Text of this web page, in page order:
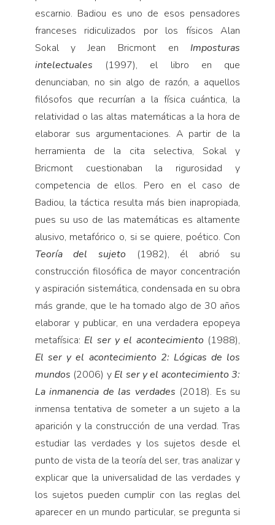
escarnio. Badiou es uno de esos pensadores
franceses ridiculizados por los físicos Alan
Sokal y Jean Bricmont en Imposturas
intelectuales (1997), el libro en que
denunciaban, no sin algo de razón, a aquellos
filósofos que recurrían a la física cuántica, la
relatividad o las altas matemáticas a la hora de
elaborar sus argumentaciones. A partir de la
herramienta de la cita selectiva, Sokal y
Bricmont cuestionaban la rigurosidad y
competencia de ellos. Pero en el caso de
Badiou, la táctica resulta más bien inapropiada,
pues su uso de las matemáticas es altamente
alusivo, metafórico o, si se quiere, poético. Con
Teoría del sujeto(1982), él abrió su
construcción filosófica de mayor concentración
y aspiración sistemática, condensada en su obra
más grande, que le ha tomado algo de 30 años
elaborar y publicar, en una verdadera epopeya
metafísica: El ser y el acontecimiento(1988),
El ser y el acontecimiento 2: Lógicas de los
mundos (2006) y El ser y el acontecimiento 3:
La inmanencia de las verdades (2018). Es su
inmensa tentativa de someter a un sujeto a la
aparición y la construcción de una verdad. Tras
estudiar las verdades y los sujetos desde el
punto de vista de la teoría del ser, tras analizar y
explicar que la universalidad de las verdades y
los sujetos pueden cumplir con las reglas del
aparecer en un mundo particular, se pregunta si